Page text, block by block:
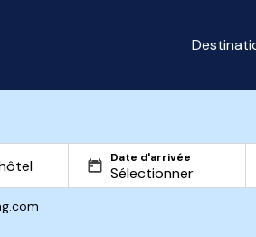
Date d'arrivée